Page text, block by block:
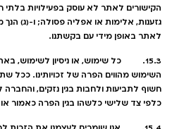
הקישורים לאתר לא עוסק בפעילויות בלתי
גזענות, אלימות או אפליה פסולה; ו-(ג)
לאתר באופן מידי עם בקשתנו.
15.3. כל שימוש, או ניסיון לשימוש,
השימוש מהווים הפרה של זכויותינו.
חשוף לתביעות ולחבות בגין נזקים,
כלפי צד שלישי כלשהו בגין הפרה כאמור